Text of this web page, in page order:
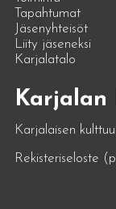
Tapahtumat
Jäsenyhteisöt
Liity jäseneksi
Karjalatalo
Karjalaisen
Rekisteriseloste